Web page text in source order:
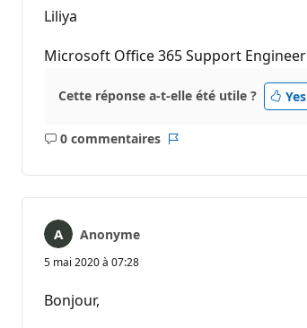
Liliya
Microsoft Office 365 Support Engineer
Cette réponse a-t-elle été utile ? Yes
0 commentaires
Aucun
Anonyme
5 mai 2020 à 07:28
Bonjour,